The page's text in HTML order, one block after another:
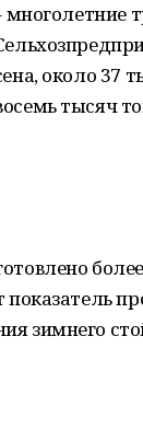
многолетние
около 37
тысяч
показатель
зимнего